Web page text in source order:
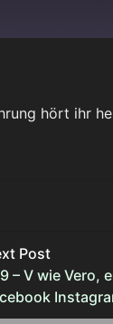
hört ihr
INSTAGRAM
Post
– V wie Vero,